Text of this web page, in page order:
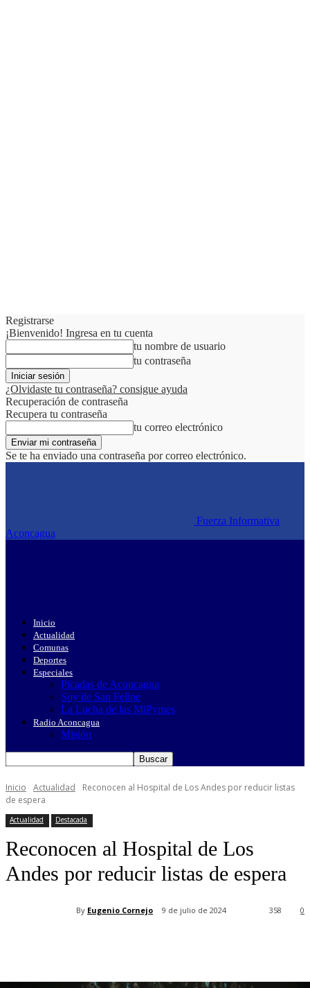
Registrarse
¡Bienvenido! Ingresa en tu cuenta
tu nombre de usuario
tu contraseña
¿Olvidaste tu contraseña? consigue ayuda
Recuperación de contraseña
Recupera tu contraseña
tu correo electrónico
Se te ha enviado una contraseña por correo electrónico.
Fuerza Informativa
Aconcagua
Inicio
Actualidad
Comunas
Deportes
Especiales
Picadas de Aconcagua
Soy de San Felipe
La Lucha de las MiPymes
Radio Aconcagua
Misión
Inicio Actualidad
Reconocen al Hospital de Los Andes por reducir listas
de espera
Actualidad Destacada
Reconocen al Hospital de Los
Andes por reducir listas de espera
By Eugenio Cornejo 9 de julio de 2024 0
358